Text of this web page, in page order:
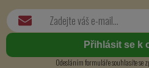
Přihlásit se k
Odesláním formuláře souhlasíte se